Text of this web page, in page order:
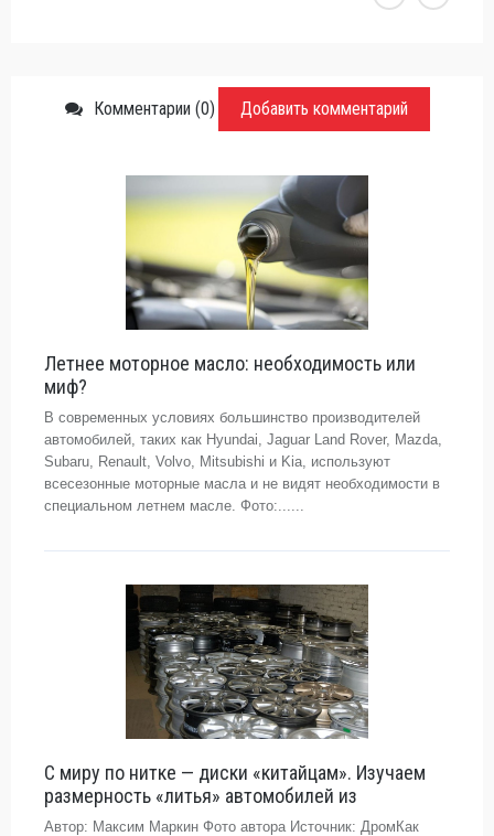
Комментарии (0) Добавить комментарий
Летнее моторное масло: необходимость или
миф?
В современных условиях большинство производителей
автомобилей, таких как Hyundai, Jaguar Land Rover, Mazda,
Subaru, Renault, Volvo, Mitsubishi и Kia, используют
всесезонные моторные масла и не видят необходимости в
специальном летнем масле. Фото:......
С миру по нитке — диски «китайцам». Изучаем
размерность «литья» автомобилей из
Автор: Максим Маркин Фото автора Источник: ДромКак